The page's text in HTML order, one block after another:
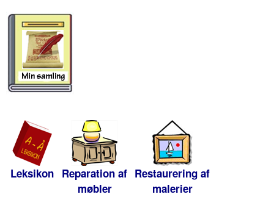
Leksikon Reparation af
møbler
Restaurering af
malerier